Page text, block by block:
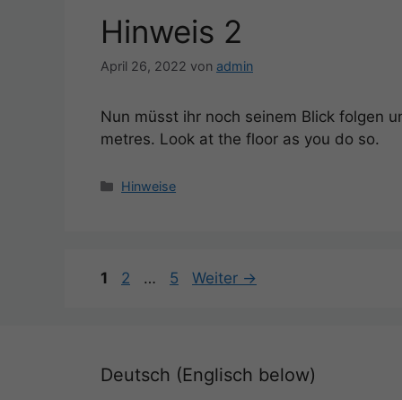
Hinweis 2
April 26, 2022 von admin
Nun müsst ihr noch seinem Blick folgen
metres. Look at the floor as you do so.
Kategorien
Hinweise
Seite
1 Seite
2 … Seite
5 Weiter →
Deutsch (Englisch below)